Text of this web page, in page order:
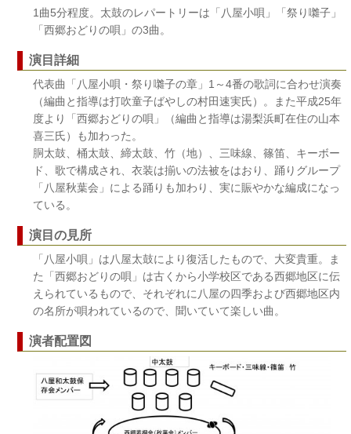
1曲5分程度。太鼓のレパートリーは「八屋小唄」「祭り囃子」
「西郷おどりの唄」の3曲。
演目詳細
代表曲「八屋小唄・祭り囃子の章」1～4番の歌詞に合わせ演奏
（編曲と指導は打吹童子ばやしの村田速実氏）。また平成25年
度より「西郷おどりの唄」（編曲と指導は湯梨浜町在住の山本
喜三氏）も加わった。
胴太鼓、桶太鼓、締太鼓、竹（地）、三味線、篠笛、キーボー
ド、歌で構成され、衣装は揃いの法被をはおり、踊りグループ
「八屋秋葉会」による踊りも加わり、実に賑やかな編成になっ
ている。
演目の見所
「八屋小唄」は八屋太鼓により復活したもので、大変貴重。ま
た「西郷おどりの唄」は古くから小学校区である西郷地区に伝
えられているもので、それぞれに八屋の四季および西郷地区内
の名所が唄われているので、聞いていて楽しい曲。
演者配置図